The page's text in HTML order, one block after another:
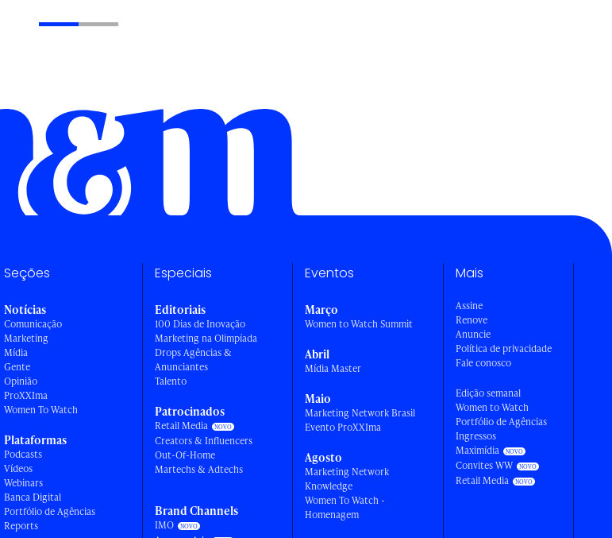
Seções
Notícias
Comunicação
Marketing
Mídia
Gente
Opinião
ProXXIma
Women To Watch
Plataformas
Podcasts
Vídeos
Webinars
Banca Digital
Portfólio de Agências
Reports
Especiais
Editoriais
100 Dias de Inovação
Marketing na Olimpíada
Drops Agências &
Anunciantes
Talento
Patrocinados
Retail Media
Creators & Influencers
Out-Of-Home
Martechs & Adtechs
Brand Channels
IMO
Eventos
Março
Women to Watch Summit
Abril
Mídia Master
Maio
Marketing Network Brasil
Evento ProXXIma
Agosto
Marketing Network
Knowledge
Women To Watch -
Homenagem
Mais
Assine
Renove
Anuncie
Política de privacidade
Fale conosco
Edição semanal
Women to Watch
Portfólio de Agências
Ingressos
Maximídia
Convites WW
Retail Media